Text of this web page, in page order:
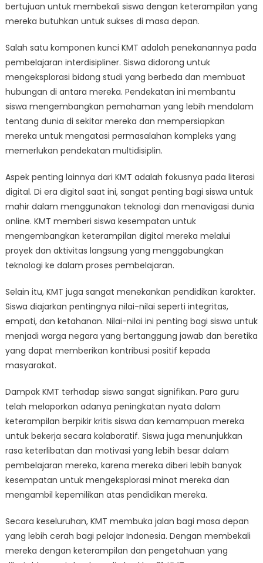
bertujuan untuk membekali siswa dengan keterampilan yang
mereka butuhkan untuk sukses di masa depan.
Salah satu komponen kunci KMT adalah penekanannya pada
pembelajaran interdisipliner. Siswa didorong untuk
mengeksplorasi bidang studi yang berbeda dan membuat
hubungan di antara mereka. Pendekatan ini membantu
siswa mengembangkan pemahaman yang lebih mendalam
tentang dunia di sekitar mereka dan mempersiapkan
mereka untuk mengatasi permasalahan kompleks yang
memerlukan pendekatan multidisiplin.
Aspek penting lainnya dari KMT adalah fokusnya pada literasi
digital. Di era digital saat ini, sangat penting bagi siswa untuk
mahir dalam menggunakan teknologi dan menavigasi dunia
online. KMT memberi siswa kesempatan untuk
mengembangkan keterampilan digital mereka melalui
proyek dan aktivitas langsung yang menggabungkan
teknologi ke dalam proses pembelajaran.
Selain itu, KMT juga sangat menekankan pendidikan karakter.
Siswa diajarkan pentingnya nilai-nilai seperti integritas,
empati, dan ketahanan. Nilai-nilai ini penting bagi siswa untuk
menjadi warga negara yang bertanggung jawab dan beretika
yang dapat memberikan kontribusi positif kepada
masyarakat.
Dampak KMT terhadap siswa sangat signifikan. Para guru
telah melaporkan adanya peningkatan nyata dalam
keterampilan berpikir kritis siswa dan kemampuan mereka
untuk bekerja secara kolaboratif. Siswa juga menunjukkan
rasa keterlibatan dan motivasi yang lebih besar dalam
pembelajaran mereka, karena mereka diberi lebih banyak
kesempatan untuk mengeksplorasi minat mereka dan
mengambil kepemilikan atas pendidikan mereka.
Secara keseluruhan, KMT membuka jalan bagi masa depan
yang lebih cerah bagi pelajar Indonesia. Dengan membekali
mereka dengan keterampilan dan pengetahuan yang